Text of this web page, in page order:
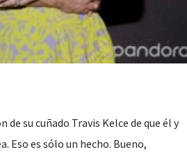
su cuñado Travis Kelce de que él y
Eso es sólo un hecho. Bueno,